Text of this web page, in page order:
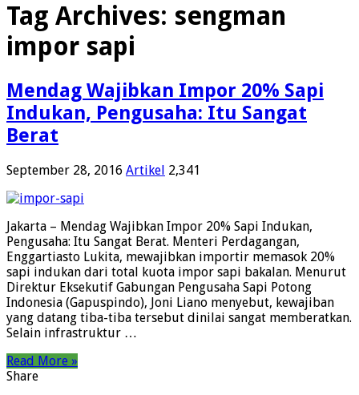
Tag Archives: sengman
impor sapi
Mendag Wajibkan Impor 20% Sapi
Indukan, Pengusaha: Itu Sangat
Berat
September 28, 2016 Artikel 2,341
Jakarta – Mendag Wajibkan Impor 20% Sapi Indukan,
Pengusaha: Itu Sangat Berat. Menteri Perdagangan,
Enggartiasto Lukita, mewajibkan importir memasok 20%
sapi indukan dari total kuota impor sapi bakalan. Menurut
Direktur Eksekutif Gabungan Pengusaha Sapi Potong
Indonesia (Gapuspindo), Joni Liano menyebut, kewajiban
yang datang tiba-tiba tersebut dinilai sangat memberatkan.
Selain infrastruktur …
Read More »
Share